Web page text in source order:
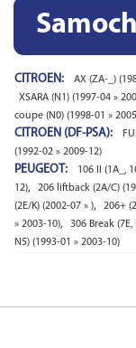
CITROEN: AX (ZA-_)
XSARA (N1) (1997-04 »
coupe (N0) (1998-01 »
CITROEN (DF-PSA):
(1992-02 » 2009-12)
PEUGEOT: 106 II (1A_,
12), 206 liftback (2A/C)
(2E/K) (2002-07 » ), 206+
» 2003-10), 306 Break
N5) (1993-01 » 2003-10)